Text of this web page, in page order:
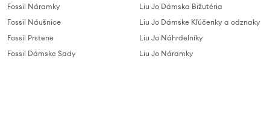
Fossil Náramky
Fossil Náušnice
Fossil Prstene
Fossil Dámske Sady
Liu Jo Dámska Bižutéria
Liu Jo Dámske Kľúčenky a odznaky
Liu Jo Náhrdelníky
Liu Jo Náramky